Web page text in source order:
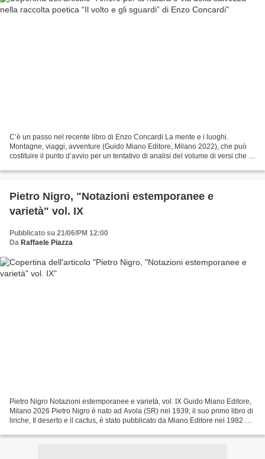
C’è un passo nel recente libro di Enzo Concardi La mente e i luoghi.
Montagne, viaggi, avventure (Guido Miano Editore, Milano 2022), che può
costituire il punto d’avvio per un tentativo di analisi del volume di versi che il
Pietro Nigro, "Notazioni estemporanee e
varietà" vol. IX
Pubblicato su 21/06/PM 12:00
Da Raffaele Piazza
Pietro Nigro Notazioni estemporanee e varietà, vol. IX Guido Miano Editore,
Milano 2026 Pietro Nigro è nato ad Avola (SR) nel 1939; il suo primo libro di
liriche, Il deserto e il cactus, è stato pubblicato da Miano Editore nel 1982 e